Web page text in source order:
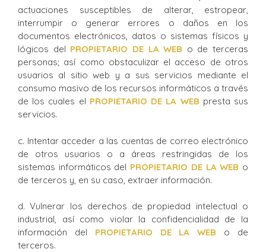
actuaciones susceptibles de alterar, estropear,
interrumpir o generar errores o daños en los
documentos electrónicos, datos o sistemas físicos y
lógicos del PROPIETARIO DE LA WEB o de terceras
personas; así como obstaculizar el acceso de otros
usuarios al sitio web y a sus servicios mediante el
consumo masivo de los recursos informáticos a través
de los cuales el PROPIETARIO DE LA WEB presta sus
servicios.
c. Intentar acceder a las cuentas de correo electrónico
de otros usuarios o a áreas restringidas de los
sistemas informáticos del PROPIETARIO DE LA WEB o
de terceros y, en su caso, extraer información.
d. Vulnerar los derechos de propiedad intelectual o
industrial, así como violar la confidencialidad de la
información del PROPIETARIO DE LA WEB o de
terceros.